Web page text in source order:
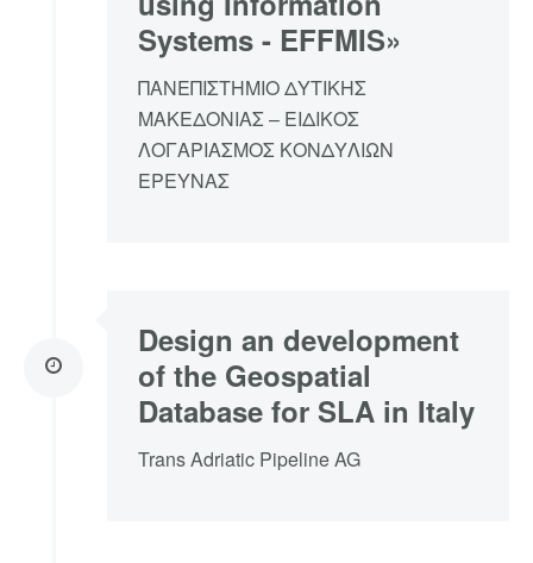
Systems - EFFMIS»
ΠΑΝΕΠΙΣΤΗΜΙΟ ΔΥΤΙΚΗΣ
ΜΑΚΕΔΟΝΙΑΣ – ΕΙΔΙΚΟΣ
ΛΟΓΑΡΙΑΣΜΟΣ ΚΟΝΔΥΛΙΩΝ
ΕΡΕΥΝΑΣ
Design an development
of the Geospatial
Database for SLA in Italy
Trans Adriatic Pipeline AG